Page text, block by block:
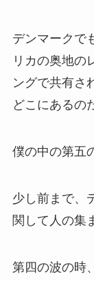
デンマークで
リカの奥地の
ングで共有さ
どこにあるの
僕の中の第五
少し前まで、
関して人の集
第四の波の時